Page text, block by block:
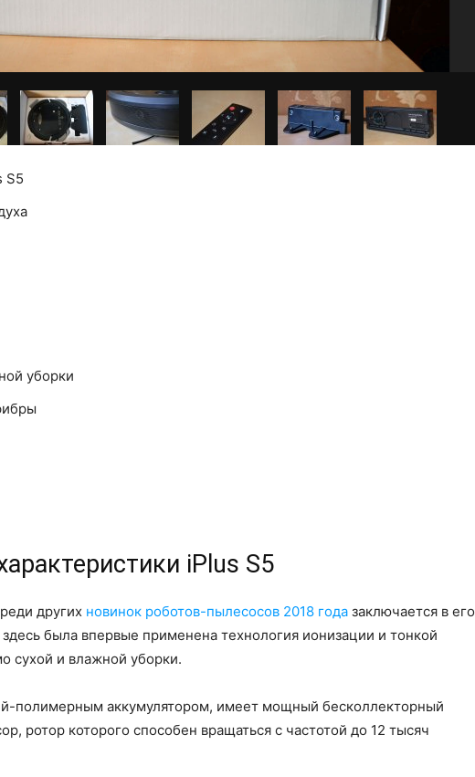
S5
уборки
iPlus S5
других новинок роботов-пылесосов 2018 года заключается в его
была впервые применена технология ионизации и тонкой
сухой и влажной уборки.
полимерным аккумулятором, имеет мощный бесколлекторный
ротор которого способен вращаться с частотой до 12 тысяч